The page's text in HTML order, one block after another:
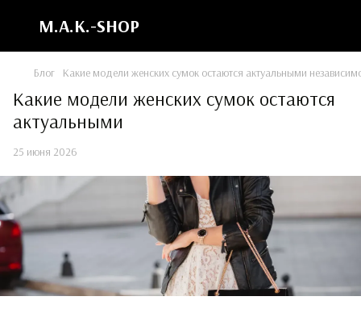
M.A.K.-SHOP
Блог Какие модели женских сумок остаются актуальными
Какие модели женских сумок остаются
актуальными
25 июня 2026